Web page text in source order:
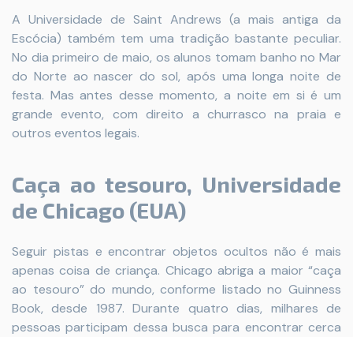
A Universidade de Saint Andrews (a mais antiga da
Escócia) também tem uma tradição bastante peculiar.
No dia primeiro de maio, os alunos tomam banho no Mar
do Norte ao nascer do sol, após uma longa noite de
festa. Mas antes desse momento, a noite em si é um
grande evento, com direito a churrasco na praia e
outros eventos legais.
Caça ao tesouro, Universidade
de Chicago (EUA)
Seguir pistas e encontrar objetos ocultos não é mais
apenas coisa de criança. Chicago abriga a maior “caça
ao tesouro” do mundo, conforme listado no Guinness
Book, desde 1987. Durante quatro dias, milhares de
pessoas participam dessa busca para encontrar cerca